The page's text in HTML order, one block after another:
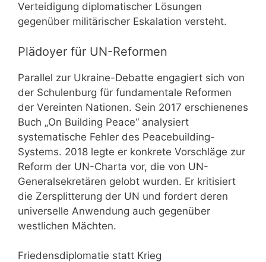
Verteidigung diplomatischer Lösungen
gegenüber militärischer Eskalation versteht.
Plädoyer für UN-Reformen
Parallel zur Ukraine-Debatte engagiert sich von
der Schulenburg für fundamentale Reformen
der Vereinten Nationen. Sein 2017 erschienenes
Buch „On Building Peace“ analysiert
systematische Fehler des Peacebuilding-
Systems. 2018 legte er konkrete Vorschläge zur
Reform der UN-Charta vor, die von UN-
Generalsekretären gelobt wurden. Er kritisiert
die Zersplitterung der UN und fordert deren
universelle Anwendung auch gegenüber
westlichen Mächten.
Friedensdiplomatie statt Krieg